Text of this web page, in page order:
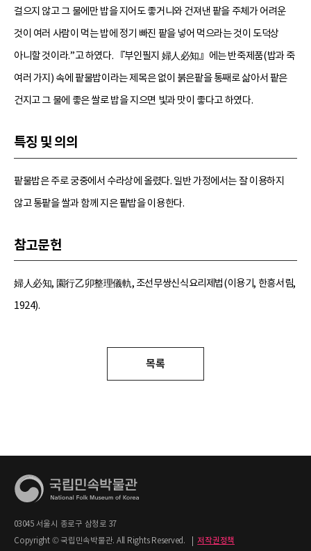
걸으지 않고 그 물에만 밥을 지어도 좋거니와 건져낸 팥을 주체가 어려운
것이 여러 사람이 먹는 밥에 정기 빠진 팥을 넣어 먹으라는 것이 도덕상
아니할 것이라.”고 하였다. 『부인필지 婦人必知』에는 반죽제품(밥과 죽
여러 가지) 속에 팥물밥이라는 제목은 없이 붉은팥을 통째로 삶아서 팥은
건지고 그 물에 좋은 쌀로 밥을 지으면 빛과 맛이 좋다고 하였다.
특징 및 의의
팥물밥은 주로 궁중에서 수라상에 올렸다. 일반 가정에서는 잘 이용하지
않고 통팥을 쌀과 함께 지은 팥밥을 이용한다.
참고문헌
婦人必知, 園行乙卯整理儀軌, 조선무쌍신식요리제법(이용기, 한흥서림,
1924).
목록
03045 서울시 종로구 삼청로 37
Copyright © 국립민속박물관. All Rights Reserved.
저작권정책